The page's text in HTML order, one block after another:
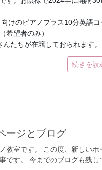
けのピアノプラス10分英語コ
希望者のみ）
たちが在籍しておられます。
続きを読
ージとブログ
教室です。 この度、新しい
です。 今までのブログも残